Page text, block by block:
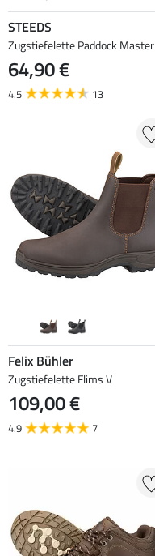
STEEDS
Zugstiefelette Paddock Master
64,90 €
4.5 13
Felix Bühler
Zugstiefelette Flims V
109,00 €
4.9 7